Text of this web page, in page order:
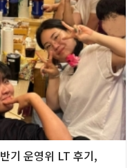
기 운영위 LT 후기,